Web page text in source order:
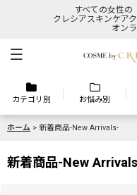
すべての女性の
クレシアスキンケア
オン
カテゴリ別 お悩み別
ホーム > 新着商品-New Arrivals-
新着商品-New